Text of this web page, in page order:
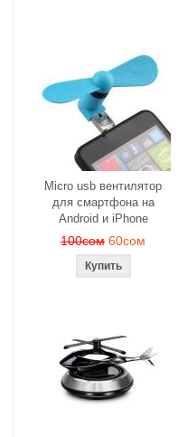
Micro usb вентилятор
для смартфона на
Android и iPhone
100сом 60сом